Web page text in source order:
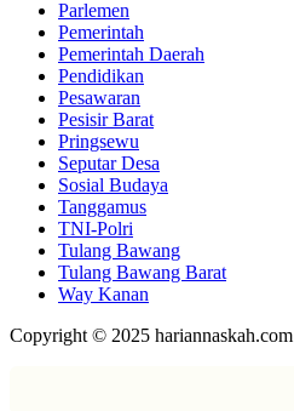
Parlemen
Pemerintah
Pemerintah Daerah
Pendidikan
Pesawaran
Pesisir Barat
Pringsewu
Seputar Desa
Sosial Budaya
Tanggamus
TNI-Polri
Tulang Bawang
Tulang Bawang Barat
Way Kanan
Copyright © 2025 hariannaskah.com